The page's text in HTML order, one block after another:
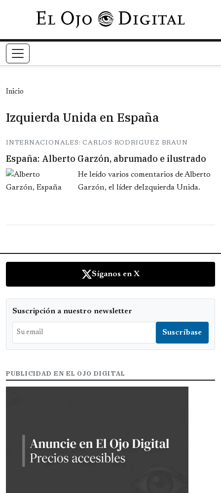
Pasar al contenido principal
Inicio
Izquierda Unida en España
INTERNACIONALES: CARLOS RODRIGUEZ BRAUN
España: Alberto Garzón, abrumado e ilustrado
He leído varios comentarios de Alberto
Garzón, el líder deIzquierda Unida.
Síganos en X
Suscripción a nuestro newsletter
PUBLICIDAD EN EL OJO DIGITAL